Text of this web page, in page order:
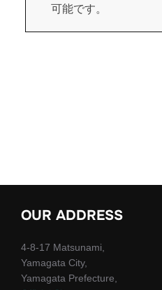
可能です。
OUR ADDRESS
4-8-17 Matsunami,
Yamagata City,
Yamagata Prefecture,